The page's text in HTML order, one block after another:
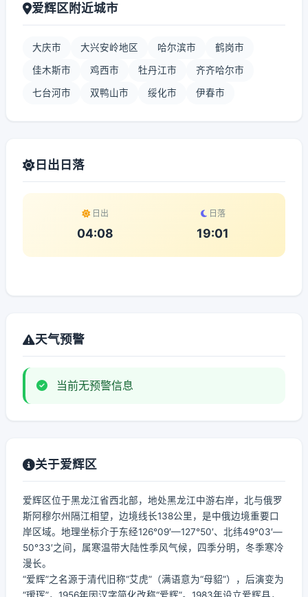
爱辉区附近城市
大庆市 大兴安岭地区 哈尔滨市 鹤岗市
佳木斯市 鸡西市 牡丹江市 齐齐哈尔市
七台河市 双鸭山市 绥化市 伊春市
日出日落
日出
04:08
日落
19:01
天气预警
当前无预警信息
关于爱辉区
爱辉区位于黑龙江省西北部，地处黑龙江中游右岸，北与俄罗
斯阿穆尔州隔江相望，边境线长138公里，是中俄边境重要口
岸区域。地理坐标介于东经126°09′—127°50′、北纬49°03′—
50°33′之间，属寒温带大陆性季风气候，四季分明，冬季寒冷
漫长。
“爱辉”之名源于清代旧称“艾虎”（满语意为“母貂”），后演变为